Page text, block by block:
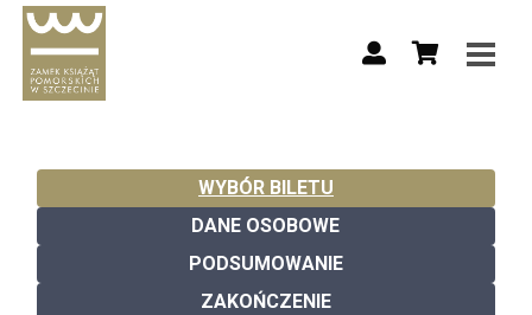
WYBÓR BILETU
DANE OSOBOWE
PODSUMOWANIE
ZAKOŃCZENIE